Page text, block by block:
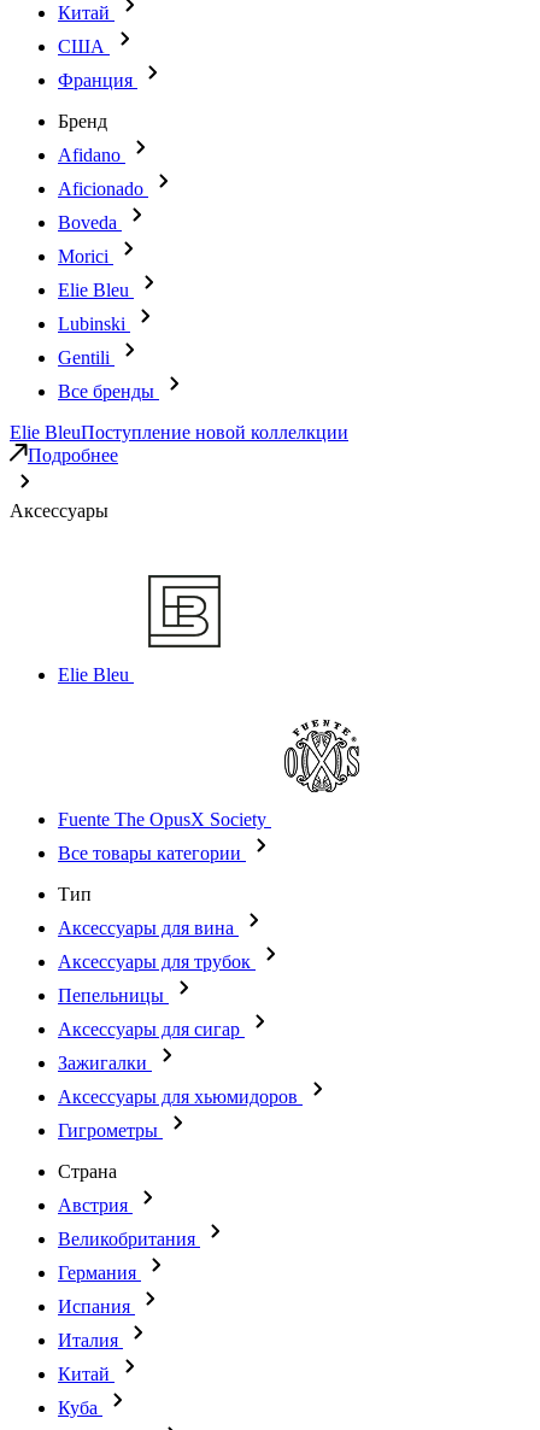
Китай
США
Франция
Бренд
Afidano
Aficionado
Boveda
Morici
Elie Bleu
Lubinski
Gentili
Все бренды
Elie BleuПоступление новой коллелкции
Подробнее
Аксессуары
Elie Bleu
Fuente The OpusX Society
Все товары категории
Тип
Аксессуары для вина
Аксессуары для трубок
Пепельницы
Аксессуары для сигар
Зажигалки
Аксессуары для хьюмидоров
Гигрометры
Страна
Австрия
Великобритания
Германия
Испания
Италия
Китай
Куба